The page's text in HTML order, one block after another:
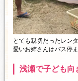
とても親切だったレン
愛いお姉さんはバス停
浅瀬で子ども向